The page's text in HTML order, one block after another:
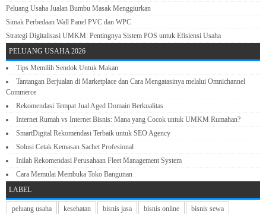
Peluang Usaha Jualan Bumbu Masak Menggiurkan
Simak Perbedaan Wall Panel PVC dan WPC
Strategi Digitalisasi UMKM: Pentingnya Sistem POS untuk Efisiensi Usaha
PELUANG USAHA 2026
Tips Memilih Sendok Untuk Makan
Tantangan Berjualan di Marketplace dan Cara Mengatasinya melalui Omnichannel
Commerce
Rekomendasi Tempat Jual Aged Domain Berkualitas
Internet Rumah vs Internet Bisnis: Mana yang Cocok untuk UMKM Rumahan?
SmartDigital Rekomendasi Terbaik untuk SEO Agency
Solusi Cetak Kemasan Sachet Profesional
Inilah Rekomendasi Perusahaan Fleet Management System
Cara Memulai Membuka Toko Bangunan
LABEL
peluang usaha kesehatan bisnis jasa bisnis online bisnis sewa